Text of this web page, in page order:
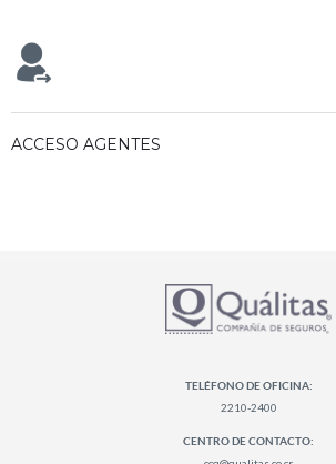
ACCESO AGENTES
TELÉFONO DE OFICINA:
2210-2400
CENTRO DE CONTACTO: